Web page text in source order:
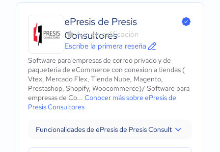
ePresis de Presis
Consultores
Aún sin calificación
Escribe la primera reseña
Software para empresas de correo privado y de
paqueteria de eCommerce con conexion a tiendas (
Vtex, Mercado Flex, Tienda Nube, Magento,
Prestashop, Shopify, Woocommerce)/ Software para
empresas de Co... Conocer más sobre ePresis de
Presis Consultores
Funcionalidades de ePresis de Presis Consultores